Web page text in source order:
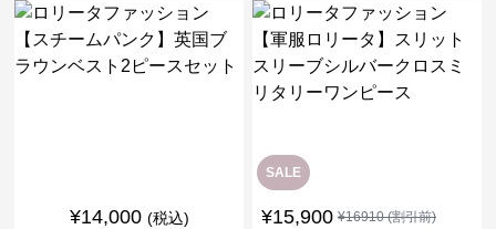
¥14,000 (税込)
SALE
¥15,900 ¥16910(割引前)